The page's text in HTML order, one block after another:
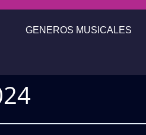
GENEROS MUSICALES